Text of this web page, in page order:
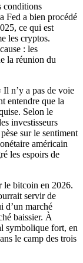
conditions
Fed a bien procédé
ce qui est
les cryptos.
: les
la réunion du
Il n’y a pas de voie
entendre que la
Selon le
investisseurs
sur le sentiment
américain
les espoirs de
le bitcoin en 2026.
servir de
d’un marché
baissier. À
symbolique fort, en
le camp des trois